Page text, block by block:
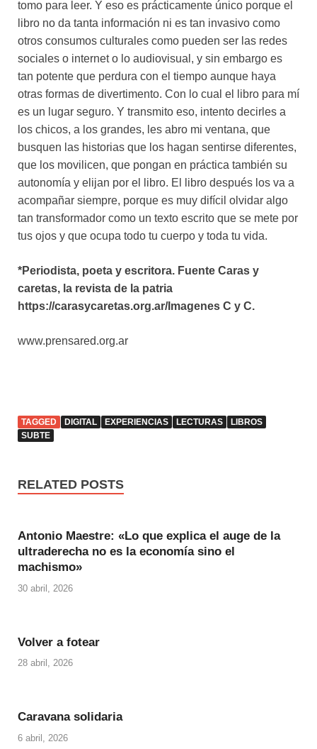
tomo para leer. Y eso es prácticamente único porque el
libro no da tanta información ni es tan invasivo como
otros consumos culturales como pueden ser las redes
sociales o internet o lo audiovisual, y sin embargo es
tan potente que perdura con el tiempo aunque haya
otras formas de divertimento. Con lo cual el libro para mí
es un lugar seguro. Y transmito eso, intento decirles a
los chicos, a los grandes, les abro mi ventana, que
busquen las historias que los hagan sentirse diferentes,
que los movilicen, que pongan en práctica también su
autonomía y elijan por el libro. El libro después los va a
acompañar siempre, porque es muy difícil olvidar algo
tan transformador como un texto escrito que se mete por
tus ojos y que ocupa todo tu cuerpo y toda tu vida.
*Periodista, poeta y escritora. Fuente Caras y
caretas, la revista de la patria
https://carasycaretas.org.ar/Imagenes C y C.
www.prensared.org.ar
TAGGED DIGITAL EXPERIENCIAS LECTURAS
LIBROS
SUBTE
RELATED POSTS
Antonio Maestre: «Lo que explica el auge de la
ultraderecha no es la economía sino el
machismo»
30 abril, 2026
Volver a fotear
28 abril, 2026
Caravana solidaria
6 abril, 2026